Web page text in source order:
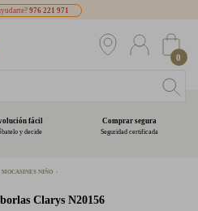
976 221 971
0
fácil
y decide
Comprar segura
Seguridad certificada
MOCASINES NIÑO
Clarys N20156